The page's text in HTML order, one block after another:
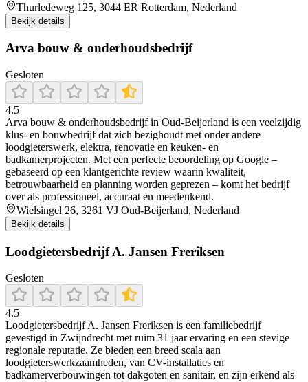
Thurledeweg 125, 3044 ER Rotterdam, Nederland
Bekijk details
Arva bouw & onderhoudsbedrijf
Gesloten
4.5
Arva bouw & onderhoudsbedrijf in Oud‑Beijerland is een veelzijdig
klus‑ en bouwbedrijf dat zich bezighoudt met onder andere
loodgieterswerk, elektra, renovatie en keuken‑ en
badkamerprojecten. Met een perfecte beoordeling op Google –
gebaseerd op een klantgerichte review waarin kwaliteit,
betrouwbaarheid en planning worden geprezen – komt het bedrijf
over als professioneel, accuraat en meedenkend.
Wielsingel 26, 3261 VJ Oud-Beijerland, Nederland
Bekijk details
Loodgietersbedrijf A. Jansen Freriksen
Gesloten
4.5
Loodgietersbedrijf A. Jansen Freriksen is een familiebedrijf
gevestigd in Zwijndrecht met ruim 31 jaar ervaring en een stevige
regionale reputatie. Ze bieden een breed scala aan
loodgieterswerkzaamheden, van CV-installaties en
badkamerverbouwingen tot dakgoten en sanitair, en zijn erkend als